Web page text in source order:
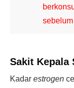
Sakit Kepala
Kadar estrogen